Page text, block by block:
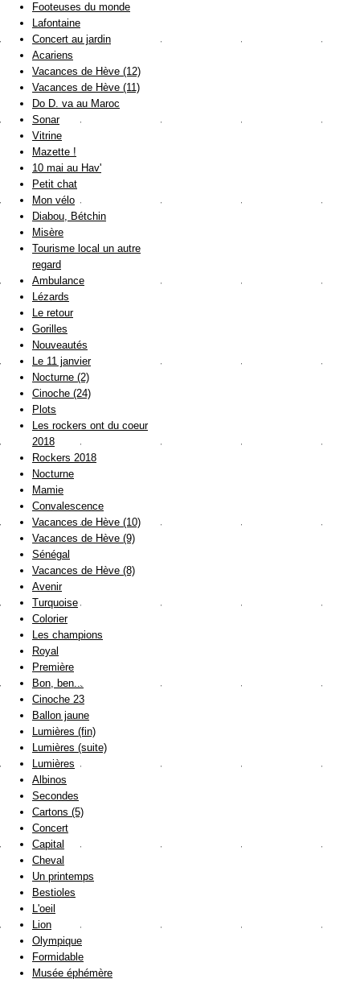
Footeuses du monde
Lafontaine
Concert au jardin
Acariens
Vacances de Hève (12)
Vacances de Hève (11)
Do D. va au Maroc
Sonar
Vitrine
Mazette !
10 mai au Hav'
Petit chat
Mon vélo
Diabou, Bétchin
Misère
Tourisme local un autre
regard
Ambulance
Lézards
Le retour
Gorilles
Nouveautés
Le 11 janvier
Nocturne (2)
Cinoche (24)
Plots
Les rockers ont du coeur
2018
Rockers 2018
Nocturne
Mamie
Convalescence
Vacances de Hève (10)
Vacances de Hève (9)
Sénégal
Vacances de Hève (8)
Avenir
Turquoise
Colorier
Les champions
Royal
Première
Bon, ben...
Cinoche 23
Ballon jaune
Lumières (fin)
Lumières (suite)
Lumières
Albinos
Secondes
Cartons (5)
Concert
Capital
Cheval
Un printemps
Bestioles
L'oeil
Lion
Olympique
Formidable
Musée éphémère